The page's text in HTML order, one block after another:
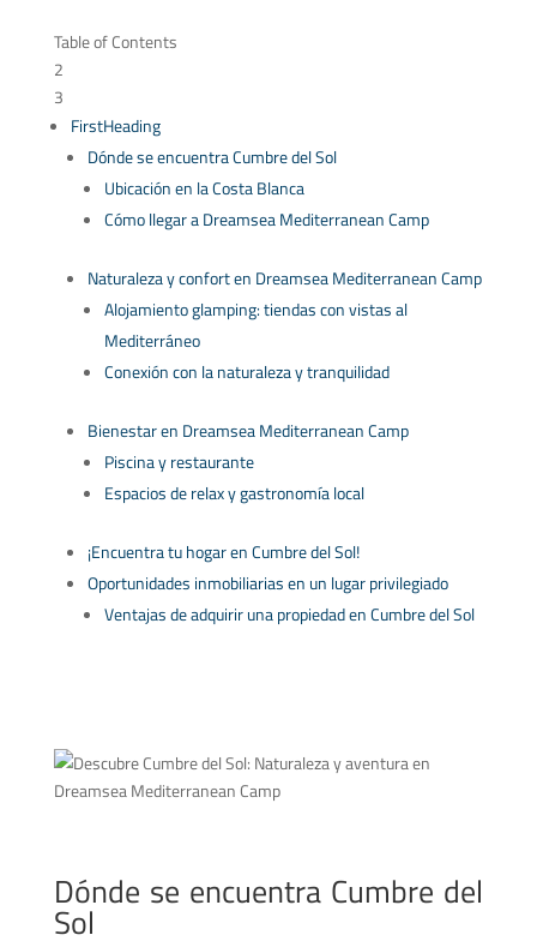
Table of Contents
2
3
FirstHeading
Dónde se encuentra Cumbre del Sol
Ubicación en la Costa Blanca
Cómo llegar a Dreamsea Mediterranean Camp
Naturaleza y confort en Dreamsea Mediterranean Camp
Alojamiento glamping: tiendas con vistas al
Mediterráneo
Conexión con la naturaleza y tranquilidad
Bienestar en Dreamsea Mediterranean Camp
Piscina y restaurante
Espacios de relax y gastronomía local
¡Encuentra tu hogar en Cumbre del Sol!
Oportunidades inmobiliarias en un lugar privilegiado
Ventajas de adquirir una propiedad en Cumbre del Sol
Dónde se encuentra Cumbre del
Sol